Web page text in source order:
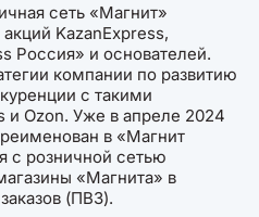
сеть «Магнит»
KazanExpress,
Россия» и основателей.
компании по развитию
с такими
и Ozon. Уже в апреле 2024
в «Магнит
с розничной сетью
«Магнита» в
(ПВЗ).